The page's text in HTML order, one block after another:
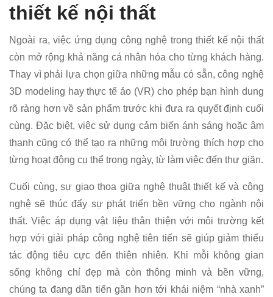
thiết kế nội thất
Ngoài ra, việc ứng dụng công nghệ trong thiết kế nội thất
còn mở rộng khả năng cá nhân hóa cho từng khách hàng.
Thay vì phải lựa chọn giữa những mẫu có sẵn, công nghệ
3D modeling hay thực tế ảo (VR) cho phép bạn hình dung
rõ ràng hơn về sản phẩm trước khi đưa ra quyết định cuối
cùng. Đặc biệt, việc sử dụng cảm biến ánh sáng hoặc âm
thanh cũng có thể tạo ra những môi trường thích hợp cho
từng hoạt động cụ thể trong ngày, từ làm việc đến thư giãn.
Cuối cùng, sự giao thoa giữa nghệ thuật thiết kế và công
nghệ sẽ thúc đẩy sự phát triển bền vững cho ngành nội
thất. Việc áp dụng vật liệu thân thiện với môi trường kết
hợp với giải pháp công nghệ tiên tiến sẽ giúp giảm thiểu
tác động tiêu cực đến thiên nhiên. Khi mỗi không gian
sống không chỉ đẹp mà còn thông minh và bền vững,
chúng ta đang dần tiến gần hơn tới khái niệm “nhà xanh”